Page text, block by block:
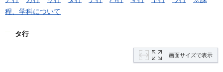
程、学科について
タ行
画面サイズで表示